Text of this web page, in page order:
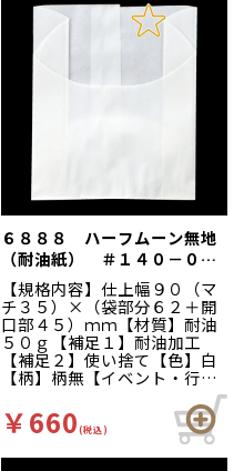
６８８８ ハーフムーン無地
（耐油紙） ＃１４０－０
小 １００枚入
【規格内容】仕上幅９０（マ
チ３５）×（袋部分６２＋開
口部４５）ｍｍ【材質】耐油
５０ｇ【補足１】耐油加工
【補足２】使い捨て【色】白
【柄】柄無【イベント・行
事】イベント資材、スナック
包材、テイクアウト、お持ち
帰り、学園祭、バザー、お祭
り、夏祭り、文化祭、屋台、
￥660(税込)